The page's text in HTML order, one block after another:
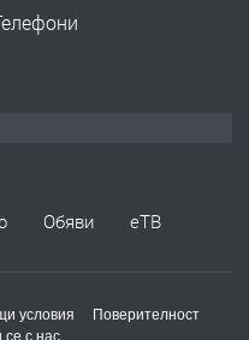
преди 2 години
Обяви
еТВ
условия
Поверителност